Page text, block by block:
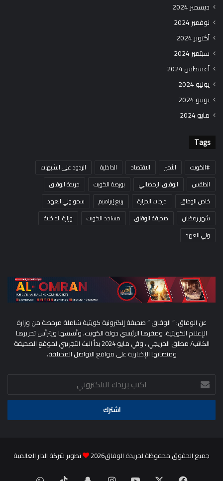
ديسمبر 2024
نوفمبر 2024
أكتوبر 2024
سبتمبر 2024
أغسطس 2024
يوليو 2024
يونيو 2024
مايو 2024
Tags
#الكويت الأمير الاقتصاد الداخلية
الردود على الشبهات
الطقس
الوفاق الرمضاني بورصة الكويت
جريدة الوفاق
خاص الوفاق
درجات الحرارة ربيع إبراهيم
سمو ولي العهد
شهر رمضان
صحيفة الوفاق مساجد الكويت
وزارة الداخلية
ولي العهد
عن الوفاق: ” الوفاق ” صحيفة إلكترونية كويتية شاملة مرخصة من وزارة
الإعلام الكويتية، ومقرها الرئيسي دولة الكويت، وأسسها ويترأس تحريرها
الكاتب/ مطلق الحريجي ، وفي مايو 2024 بدأ البث التجريبي لموقع الصحيفة
ومنصاتها الإخبارية على مواقع التواصل المختلفة.
اكتب
بريدك
الالكتروني
جميع الحقوق محفوظة لجريدة الوفاق2026 تطوير شركة الدار العالمية